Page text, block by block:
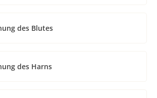
des Blutes
des Harns